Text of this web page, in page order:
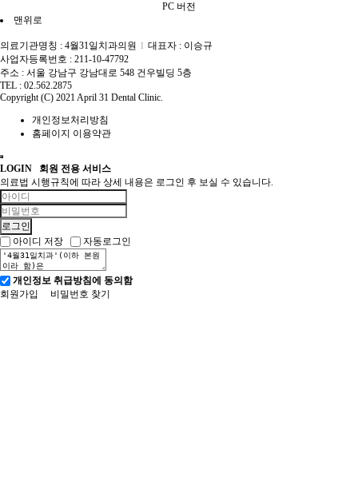
PC 버전
맨위로
의료기관명칭 : 4월31일치과의원 I 대표자 : 이승규
사업자등록번호 : 211-10-47792
주소 : 서울 강남구 강남대로 548 건우빌딩 5층
TEL : 02.562.2875
Copyright (C) 2021 April 31 Dental Clinic.
개인정보처리방침
홈페이지 이용약관
LOGIN 회원 전용 서비스
의료법 시행규칙에 따라 상세 내용은 로그인 후 보실 수 있습니다.
아이디 저장 자동로그인
개인정보 취급방침에 동의함
회원가입
비밀번호 찾기